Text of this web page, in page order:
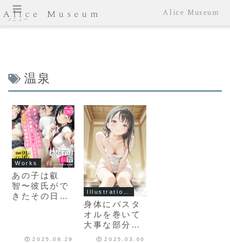
Alice Museum
温泉
Works
あの子は叡
智〜彼氏がで
きたその日に
制服美少女〜
2025.08.29
身体にバスタ
オルを巻いて
大事な部分を
隠している温
2025.03.06
メニュー
Alice Museum